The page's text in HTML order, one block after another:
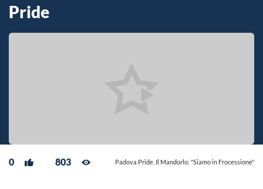
Pride
0 803 Padova Pride, Il Mandorlo: "Siamo in Frocessione"